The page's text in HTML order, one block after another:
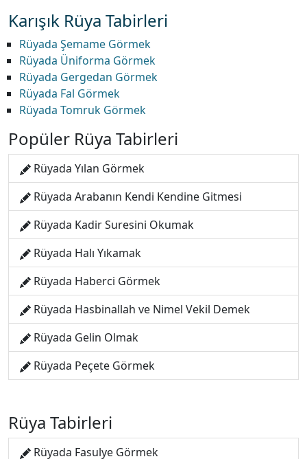
Karışık Rüya Tabirleri
Rüyada Şemame Görmek
Rüyada Üniforma Görmek
Rüyada Gergedan Görmek
Rüyada Fal Görmek
Rüyada Tomruk Görmek
Popüler Rüya Tabirleri
Rüyada Yılan Görmek
Rüyada Arabanın Kendi Kendine Gitmesi
Rüyada Kadir Suresini Okumak
Rüyada Halı Yıkamak
Rüyada Haberci Görmek
Rüyada Hasbinallah ve Nimel Vekil Demek
Rüyada Gelin Olmak
Rüyada Peçete Görmek
Rüya Tabirleri
Rüyada Fasulye Görmek